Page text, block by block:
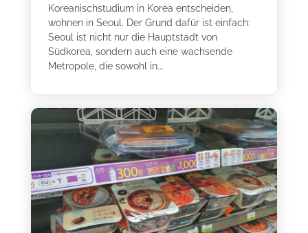
Koreanischstudium in Korea entscheiden,
wohnen in Seoul. Der Grund dafür ist einfach:
Seoul ist nicht nur die Hauptstadt von
Südkorea, sondern auch eine wachsende
Metropole, die sowohl in...